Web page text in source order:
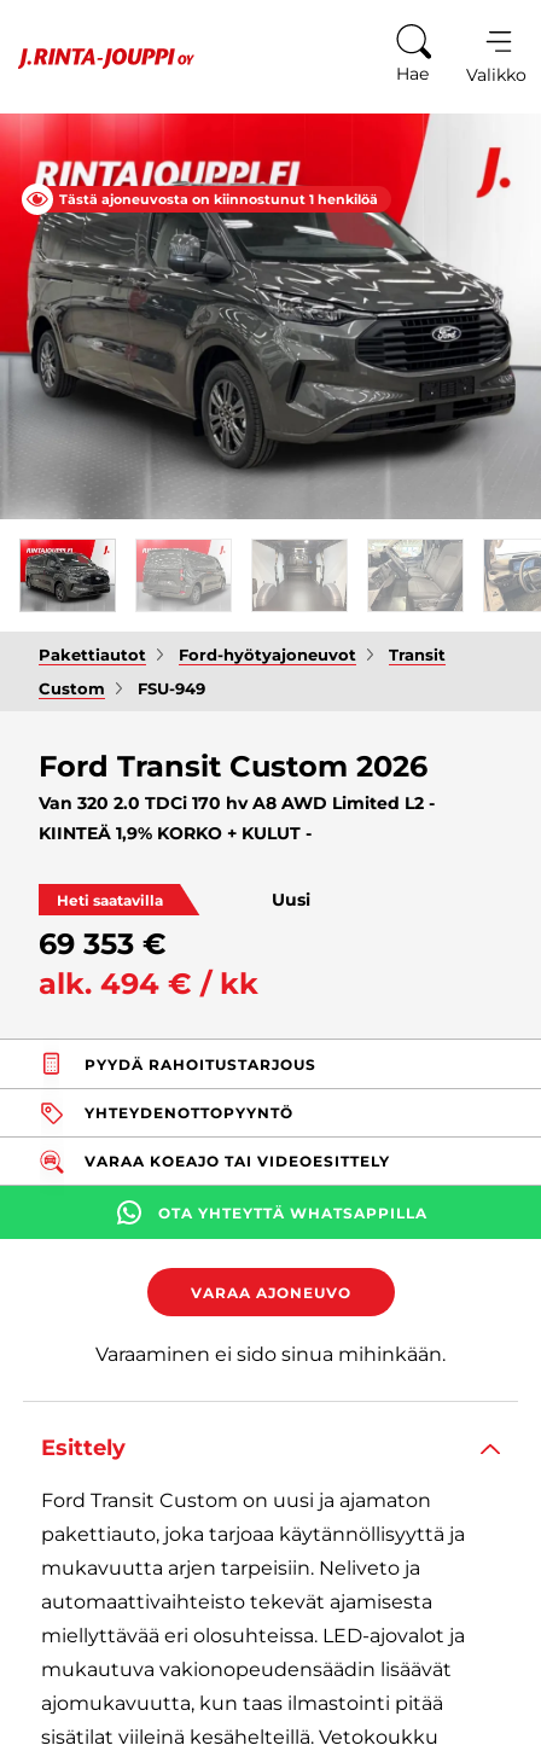
Hae Valikko
Tästä ajoneuvosta on kiinnostunut 1 henkilöä
Pakettiautot Ford-hyötyajoneuvot
Transit
Custom
FSU-949
Ford Transit Custom 2026
Van 320 2.0 TDCi 170 hv A8 AWD Limited L2 -
KIINTEÄ 1,9% KORKO + KULUT -
Heti saatavilla Uusi
69 353 €
alk. 494 € / kk
PYYDÄ RAHOITUSTARJOUS
YHTEYDENOTTOPYYNTÖ
VARAA KOEAJO TAI VIDEOESITTELY
OTA YHTEYTTÄ WHATSAPPILLA
VARAA AJONEUVO
Varaaminen ei sido sinua mihinkään.
Esittely
Ford Transit Custom on uusi ja ajamaton
pakettiauto, joka tarjoaa käytännöllisyyttä ja
mukavuutta arjen tarpeisiin. Neliveto ja
automaattivaihteisto tekevät ajamisesta
miellyttävää eri olosuhteissa. LED-ajovalot ja
mukautuva vakionopeudensäädin lisäävät
ajomukavuutta, kun taas ilmastointi pitää
sisätilat viileinä kesähelteillä. Vetokoukku